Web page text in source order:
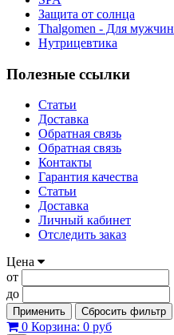
Защита от солнца
Thalgomen - Для мужчин
Нутрицевтика
Полезные ссылки
Статьи
Доставка
Обратная связь
Обратная связь
Контакты
Гарантия качества
Статьи
Доставка
Личный кабинет
Отследить заказ
Цена
от
до
Применить Сбросить фильтр
0 Корзина: 0 руб